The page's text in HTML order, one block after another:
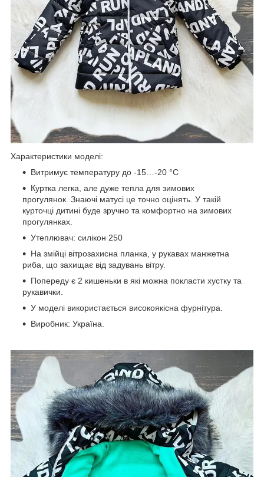
Характеристики моделі:
Витримує температуру до -15…-20 °C
Куртка легка, але дуже тепла для зимових
прогулянок. Знаючі матусі це точно оцінять. У такій
курточці дитині буде зручно та комфортно на зимових
прогулянках.
Утеплювач: силікон 250
На змійці вітрозахисна планка, у рукавах манжетна
риба, що захищає від задувань вітру.
Попереду є 2 кишеньки в які можна покласти хустку та
рукавички.
У моделі використається високоякісна фурнітура.
Виробник: Україна.